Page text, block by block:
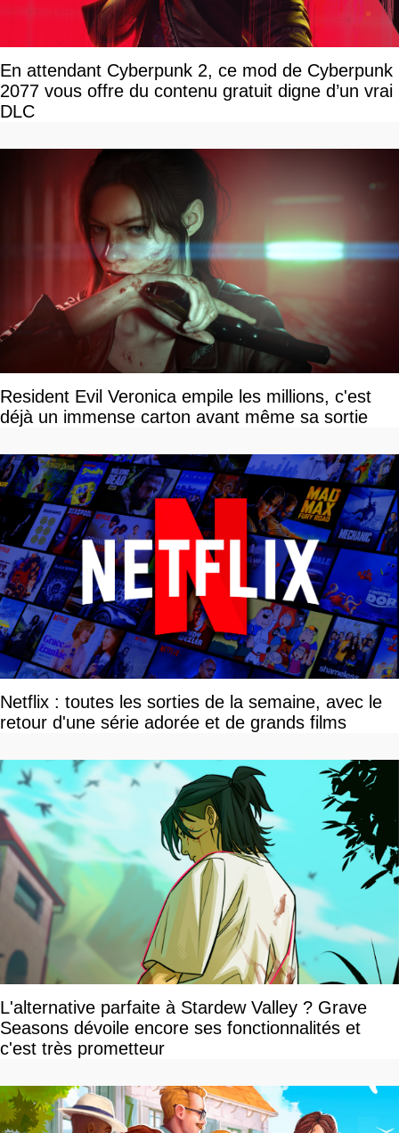
En attendant Cyberpunk 2, ce mod de Cyberpunk
2077 vous offre du contenu gratuit digne d’un vrai
DLC
Resident Evil Veronica empile les millions, c'est
déjà un immense carton avant même sa sortie
Netflix : toutes les sorties de la semaine, avec le
retour d'une série adorée et de grands films
L'alternative parfaite à Stardew Valley ? Grave
Seasons dévoile encore ses fonctionnalités et
c'est très prometteur